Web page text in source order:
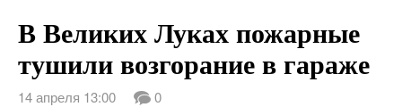
Слово Дело
Народные
В Великих Луках пожарные
тушили возгорание в гараже
14 апреля 13:00 0